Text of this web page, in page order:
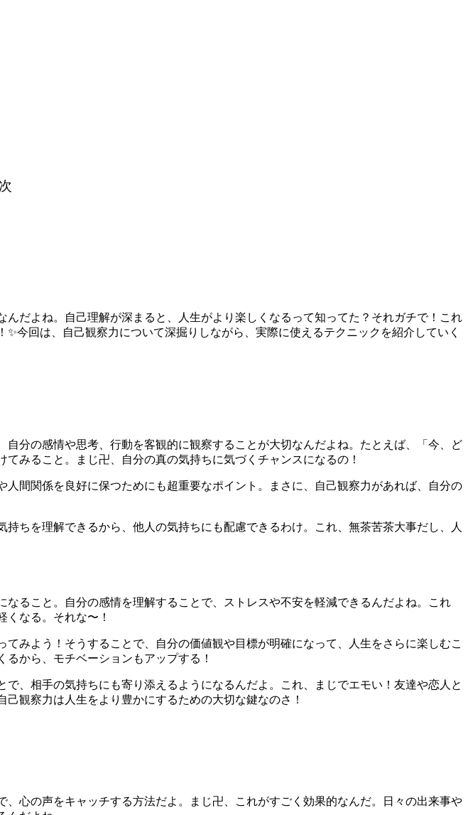
だよね。自己理解が深まると、人生がより楽しくなるって知ってた？それガチで！これ
今回は、自己観察力について深掘りしながら、実際に使えるテクニックを紹介していく
分の感情や思考、行動を客観的に観察することが大切なんだよね。たとえば、「今、ど
みること。まじ卍、自分の真の気持ちに気づくチャンスになるの！
間関係を良好に保つためにも超重要なポイント。まさに、自己観察力があれば、自分の
ちを理解できるから、他人の気持ちにも配慮できるわけ。これ、無茶苦茶大事だし、人
ること。自分の感情を理解することで、ストレスや不安を軽減できるんだよね。これ
なる。それな〜！
みよう！そうすることで、自分の価値観や目標が明確になって、人生をさらに楽しむこ
から、モチベーションもアップする！
、相手の気持ちにも寄り添えるようになるんだよ。これ、まじでエモい！友達や恋人と
観察力は人生をより豊かにするための大切な鍵なのさ！
心の声をキャッチする方法だよ。まじ卍、これがすごく効果的なんだ。日々の出来事や